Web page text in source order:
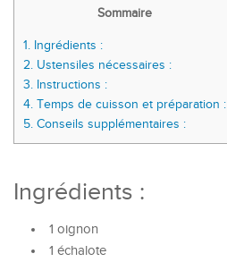
Sommaire
1. Ingrédients :
2. Ustensiles nécessaires :
3. Instructions :
4. Temps de cuisson et préparation :
5. Conseils supplémentaires :
Ingrédients :
1 oignon
1 échalote